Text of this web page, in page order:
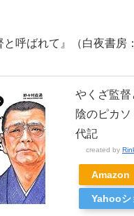
と呼ばれて』（白夜書房
やくざ監督
陰のピカ
代記
created by
Amazon
Yahooシ